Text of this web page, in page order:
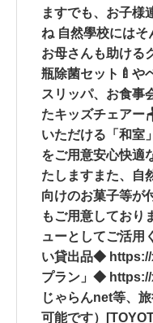
ますでも、お子様
ね 自然學校にはそ
お母さんも助ける
瓶除菌セット🍼や
スリッパ、お食事
たキッズチェアー
いただける「和室
をご用意安心快適
たしますまた、自
向けのお菓子等が
もご用意しており
ューとしてご活用
い貸出品◆
プラン」◆ https://
じゃらんnet等、
可能です）